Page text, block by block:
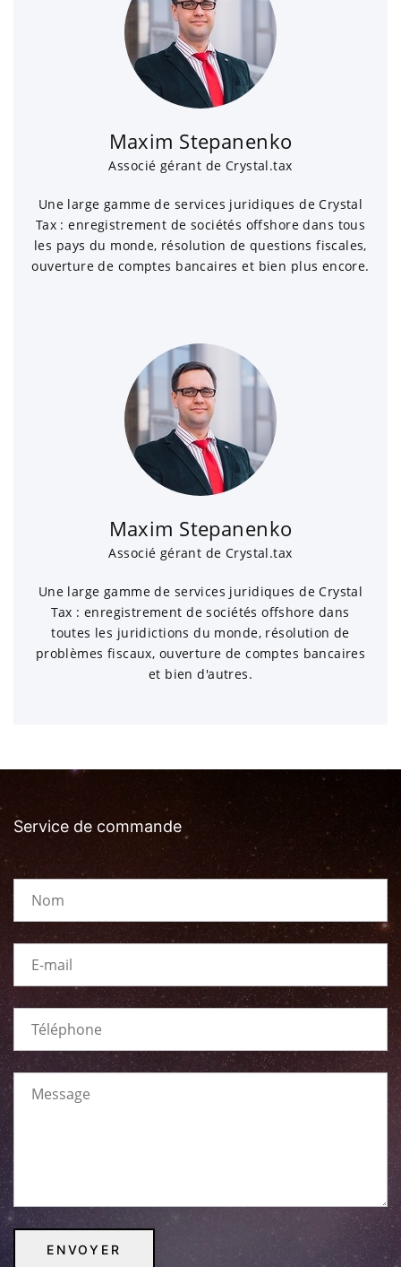
Maxim Stepanenko
Associé gérant de Crystal.tax
Une large gamme de services juridiques de Crystal
Tax : enregistrement de sociétés offshore dans tous
les pays du monde, résolution de questions fiscales,
ouverture de comptes bancaires et bien plus encore.
Maxim Stepanenko
Associé gérant de Crystal.tax
Une large gamme de services juridiques de Crystal
Tax : enregistrement de sociétés offshore dans
toutes les juridictions du monde, résolution de
problèmes fiscaux, ouverture de comptes bancaires
et bien d'autres.
Service de commande